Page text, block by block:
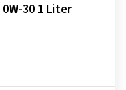
30 1 Liter